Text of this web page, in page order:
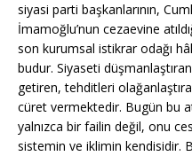
siyasi parti başkanlarının,
İmamoğlu’nun cezaevine
son kurumsal istikrar odağı
budur. Siyaseti
getiren, tehditleri
cüret vermektedir. Bugün bu
yalnızca bir failin değil, onu
sistemin ve iklimin kendisidir.